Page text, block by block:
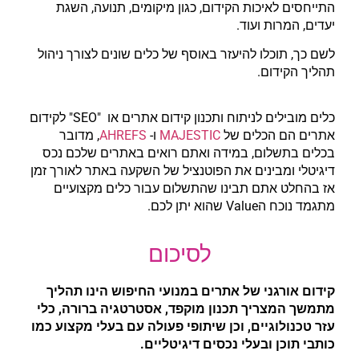
התייחסים לאיכות הקידום, כגון מיקומים, תנועה, השגת
יעדים, המרות ועוד.
לשם כך, תוכלו להיעזר באוסף של כלים שונים לצורך ניהול
תהליך הקידום.
כלים מובילים לניתוח ותכנון קידום אתרים או "SEO" לקידום
אתרים הם הכלים של MAJESTIC ו- AHREFS, מדובר
בכלים בתשלום, במידה ואתם רואים באתרים שלכם נכס
דיגיטלי ומבינים את הפוטנציל של השקעה באתר לאורך זמן
אז בהחלט אתם תבינו שהתשלום עבור כלים מקצועיים
מתגמד נוכח הValue שהוא יתן לכם.
לסיכום
קידום אורגני של אתרים במנועי החיפוש הינו תהליך
מתמשך המצריך תכנון מוקפד, אסטרטגיה ברורה, כלי
עזר טכנולוגיים, וכן שיתופי פעולה עם בעלי מקצוע כמו
כותבי תוכן ובעלי נכסים דיגיטליים.